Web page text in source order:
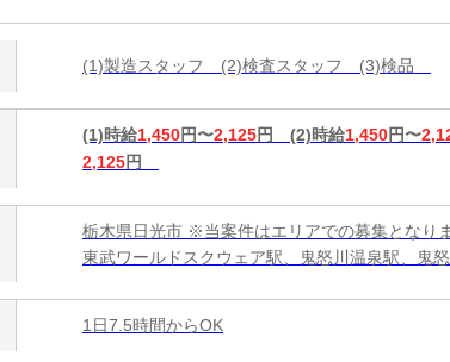
(1)製造スタッフ (2)検査スタッフ (3)検品
(1)時給1,450円〜2,125円 (2)時給1,450円〜
2,125円
栃木県日光市 ※当案件はエリアでの募集となりま
東武ワールドスクウェア駅、鬼怒川温泉駅、鬼
1日7.5時間からOK